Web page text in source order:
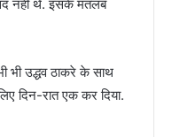
नहीं थे. इसके मतलब
भी उद्धव ठाकरे के साथ
दिन-रात एक कर दिया.